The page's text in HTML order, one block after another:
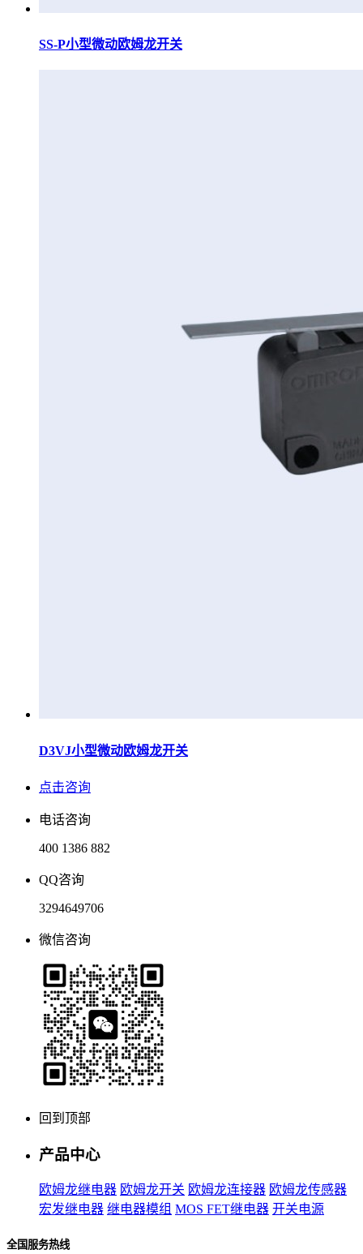
SS-P小型微动欧姆龙开关
D3VJ小型微动欧姆龙开关
点击咨询
电话咨询
400 1386 882
QQ咨询
3294649706
微信咨询
回到顶部
产品中心
欧姆龙继电器 欧姆龙开关 欧姆龙连接器 欧姆龙传感器
宏发继电器 继电器模组 MOS FET继电器 开关电源
全国服务热线